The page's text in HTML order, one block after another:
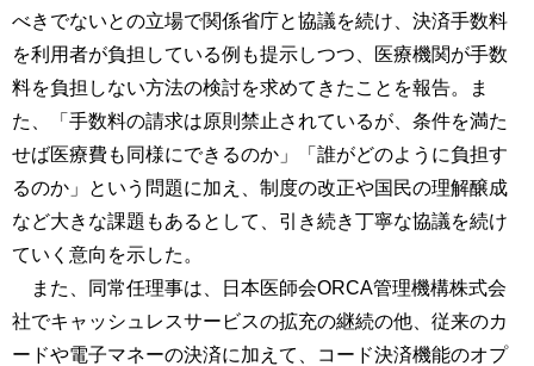
べきでないとの立場で関係省庁と協議を続け、決済手数料
を利用者が負担している例も提示しつつ、医療機関が手数
料を負担しない方法の検討を求めてきたことを報告。ま
た、「手数料の請求は原則禁止されているが、条件を満た
せば医療費も同様にできるのか」「誰がどのように負担す
るのか」という問題に加え、制度の改正や国民の理解醸成
など大きな課題もあるとして、引き続き丁寧な協議を続け
ていく意向を示した。
また、同常任理事は、日本医師会ORCA管理機構株式会
社でキャッシュレスサービスの拡充の継続の他、従来のカ
ードや電子マネーの決済に加えて、コード決済機能のオプ